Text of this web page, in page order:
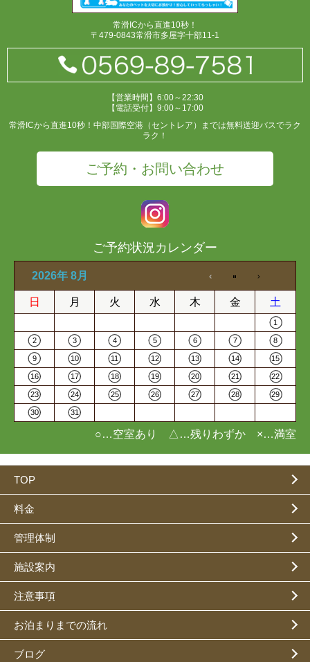
常滑ICから直進10秒！
〒479-0843常滑市多屋字十部11-1
【営業時間】6:00～22:30
【電話受付】9:00～17:00
常滑ICから直進10秒！中部国際空港（セントレア）までは無料送迎バスでラク
ラク！
ご予約・お問い合わせ
ご予約状況カレンダー
2026年 8月
日 月 火 水 木 金 土
1
2 3 4 5 6 7 8
9 10 11 12 13 14 15
16 17 18 19 20 21 22
23 24 25 26 27 28 29
30 31
○…空室あり △…残りわずか ×…満室
TOP
料金
管理体制
施設案内
注意事項
お泊まりまでの流れ
ブログ